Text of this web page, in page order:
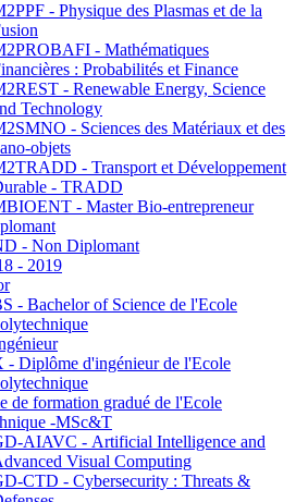
- Physique des Plasmas et de la
- Mathématiques
: Probabilités et Finance
- Renewable Energy, Science
Technology
- Sciences des Matériaux et des
objets
- Transport et Développement
- TRADD
- Master Bio-entrepreneur
- Non Diplomant
- 2019
- Bachelor of Science de l'Ecole
- Diplôme d'ingénieur de l'Ecole
de formation gradué de l'Ecole
-MSc&T
AIAVC - Artificial Intelligence and
Visual Computing
CTD - Cybersecurity : Threats &